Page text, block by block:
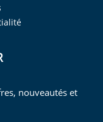
nouveautés et